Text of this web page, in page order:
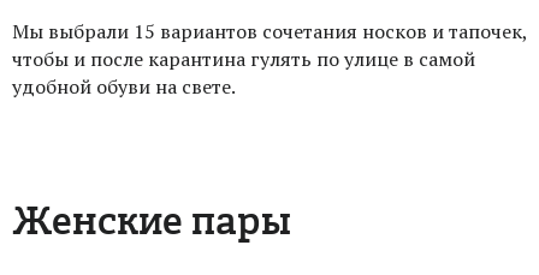
Мы выбрали 15 вариантов сочетания носков и тапочек,
чтобы и после карантина гулять по улице в самой
удобной обуви на свете.
Женские пары